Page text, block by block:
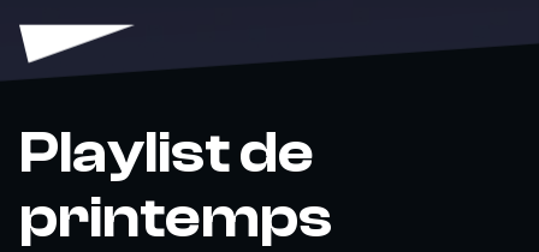
Playlist de
printemps